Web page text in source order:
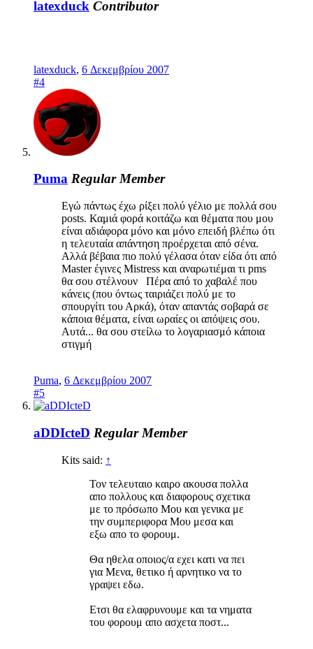
latexduck Contributor
latexduck, 6 Δεκεμβρίου 2007
#4
Puma Regular Member
Εγώ πάντως έχω ρίξει πολύ γέλιο με πολλά σου
posts. Καμιά φορά κοιτάζω και θέματα που μου
είναι αδιάφορα μόνο και μόνο επειδή βλέπω ότι
η τελευταία απάντηση προέρχεται από σένα.
Αλλά βέβαια πιο πολύ γέλασα όταν είδα ότι από
Master έγινες Mistress και αναρωτιέμαι τι pms
θα σου στέλνουν Πέρα από το χαβαλέ που
κάνεις (που όντως ταιριάζει πολύ με το
σπουργίτι του Αρκά), όταν απαντάς σοβαρά σε
κάποια θέματα, είναι ωραίες οι απόψεις σου.
Αυτά... θα σου στείλω το λογαριασμό κάποια
στιγμή
Puma, 6 Δεκεμβρίου 2007
#5
aDDIcteD Regular Member
Kits said: ↑
Τον τελευταιο καιρο ακουσα πολλα
απο πολλους και διαφορους σχετικα
με το πρόσωπο Μου και γενικα με
την συμπεριφορα Μου μεσα και
εξω απο το φορουμ.
Θα ηθελα οποιος/α εχει κατι να πει
για Μενα, θετικο ή αρνητικο να το
γραψει εδω.
Ετσι θα ελαφρυνουμε και τα νηματα
του φορουμ απο ασχετα ποστ...